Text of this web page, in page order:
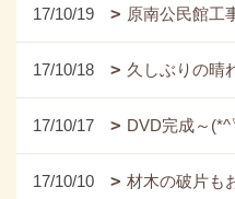
17/10/19 原南公民館工
17/10/18 久しぶりの晴
17/10/17 DVD完成～
17/10/10 材木の破片も